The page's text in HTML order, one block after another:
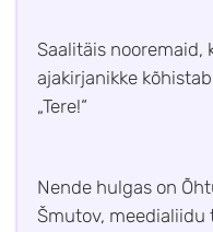
Saalitäis nooremaid,
ajakirjanikke
„Tere!“
Nende hulgas on
Šmutov, meedialiidu